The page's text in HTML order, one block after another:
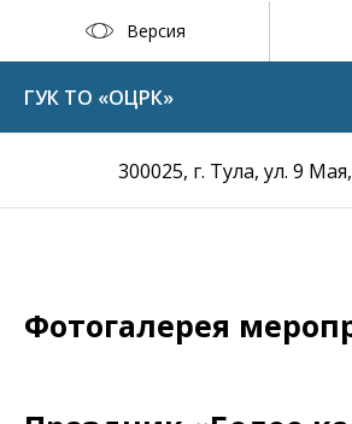
Версия
300025, г. Тула, ул. 9
ГУК ТО «ОЦРК»
Фотогалерея